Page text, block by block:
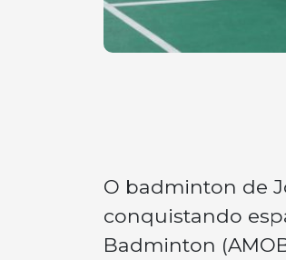
O badminton de
conquistando
Badminton